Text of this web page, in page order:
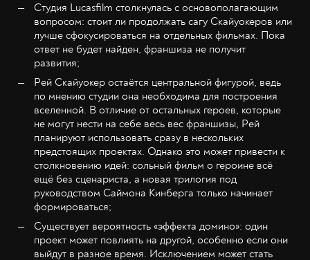
Студия Lucasfilm столкнулась с основополагающим
вопросом: стоит ли продолжать сагу Скайуокеров или
лучше сфокусироваться на отдельных фильмах. Пока
ответ не будет найден, франшиза не получит
развития;
Рей Скайуокер остаётся центральной фигурой, ведь
по мнению студии она необходима для построения
вселенной. В отличие от остальных героев, которые
не могут нести на себе весь вес франшизы, Рей
планируют использовать сразу в нескольких
предстоящих проектах. Однако это может привести к
столкновению идей: сольный фильм о героине всё
ещё без сценариста, а новая трилогия под
руководством Саймона Кинберга только начинает
формироваться;
Существует вероятность «эффекта домино»: один
проект может повлиять на другой, особенно если они
выйдут в разное время. Исключением может стать